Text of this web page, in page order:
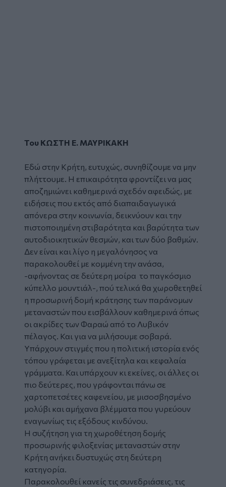
Του ΚΩΣΤΗ Ε. ΜΑΥΡΙΚΑΚΗ
Εδώ στην Κρήτη, ευτυχώς, συνηθίζουμε να μην
πλήττουμε. Η επικαιρότητα φροντίζει να μας
αποζημιώνει καθημερινά σχεδόν αφειδώς, με
ειδήσεις που εκτός από διαπαιδαγωγικά
απόνερα στην κοινωνία, δεικνύουν και την
πιστοποιημένη στιβαρότητα και βαρύτητα των
αυτοδιοικητικών θεσμών, και των δύο βαθμών.
Δεν είναι και λίγο η μεγαλόνησος να
παρακολουθεί με κομμένη την ανάσα,
-αφήνοντας σε δεύτερη μοίρα το παγκόσμιο
κύπελλο μουντιάλ-, πού τελικά θα χωροθετηθεί
η προσωρινή δομή κράτησης των παράνομων
μεταναστών που εισβάλλουν καθημερινά όπως
οι ακρίδες των Φαραώ από το Λυβικόν
πέλαγος. Και για να μιλήσουμε σοβαρά.
Υπάρχουν στιγμές που η πολιτική ιστορία ενός
τόπου γράφεται με ανεξίτηλα και κεφαλαία
γράμματα. Και υπάρχουν κι εκείνες, οι άλλες οι
πιο δεύτερες, που γράφονται πάνω σε
χαρτοπετσέτες καφενείου, με μισοσβησμένο
μολύβι και αμήχανα βλέμματα που γυρεύουν
εναγωνίως τις εξόδους κινδύνου.
Η συζήτηση για τη χωροθέτηση δομής
προσωρινής φιλοξενίας μεταναστών στην
Κρήτη ανήκει δυστυχώς στη δεύτερη
κατηγορία.
Παρακολουθεί κανείς τις συνεδριάσεις, τις